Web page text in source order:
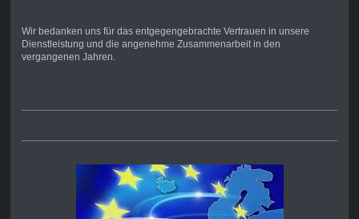
Wir bedanken uns für das entgegengebrachte Vertrauen in unsere
Dienstleistung und die angenehme Zusammenarbeit in den
vergangenen Jahren.